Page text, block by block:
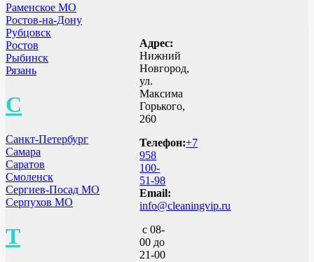
Раменское МО
Ростов-на-Дону
Рубцовск
Ростов
Рыбинск
Рязань
С
Санкт-Петербург
Самара
Саратов
Смоленск
Сергиев-Посад МО
Серпухов МО
Т
Адрес:
Нижний
Новгород,
ул.
Максима
Горького,
260
Телефон:+7
958
100-
51-98
Email:
info@cleaningvip.ru
с 08-
00 до
21-00